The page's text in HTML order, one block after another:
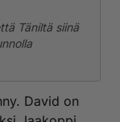
Täniltä siinä
David on